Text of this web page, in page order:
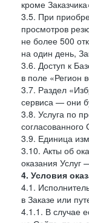
кроме
3.5. При
просмотров
не более 500
на один день,
3.6. Доступ к
в поле «Регион
3.7. Раздел
сервиса — они
3.8. Услуга по
3.9. Единица
3.10. Акты об
оказания Услуг
4. Условия
4.1.
в Заказе или
4.1.1. В случае